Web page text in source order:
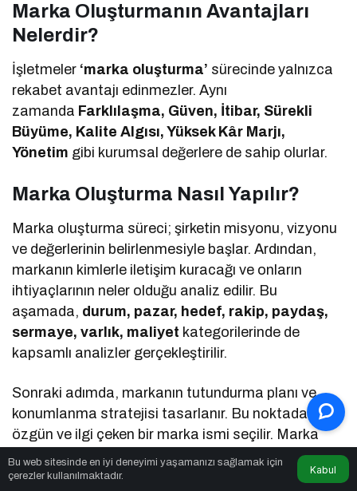
Marka Oluşturmanın Avantajları
Nelerdir?
İşletmeler ‘marka oluşturma’ sürecinde yalnızca
rekabet avantajı edinmezler. Aynı
zamanda Farklılaşma, Güven, İtibar, Sürekli
Büyüme, Kalite Algısı, Yüksek Kâr Marjı,
Yönetim gibi kurumsal değerlere de sahip olurlar.
Marka Oluşturma Nasıl Yapılır?
Marka oluşturma süreci; şirketin misyonu, vizyonu
ve değerlerinin belirlenmesiyle başlar. Ardından,
markanın kimlerle iletişim kuracağı ve onların
ihtiyaçlarının neler olduğu analiz edilir. Bu
aşamada, durum, pazar, hedef, rakip, paydaş,
sermaye, varlık, maliyet kategorilerinde de
kapsamlı analizler gerçekleştirilir.
Sonraki adımda, markanın tutundurma planı ve
konumlanma stratejisi tasarlanır. Bu noktada
özgün ve ilgi çeken bir marka ismi seçilir. Marka
adına uygun logo ve görsel kimlik tasarımı da yine
bu aşamada yapılır. Ayrıca bu süreçte marka ile
Bu web sitesinde en iyi deneyimi yaşamanızı sağlamak için
çerezler kullanılmaktadır.
Kabul